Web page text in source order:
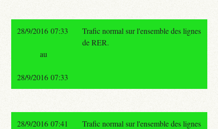
28/9/2016 07:33
Trafic normal sur l'ensemble des lignes
de RER.
au
28/9/2016 07:33
28/9/2016 07:41
Trafic normal sur l'ensemble des lignes